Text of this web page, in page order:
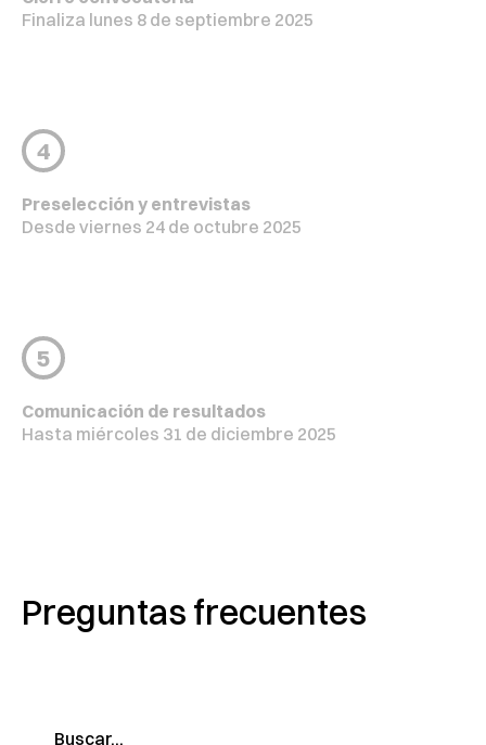
Finaliza lunes 8 de septiembre 2025
4
Preselección y entrevistas
Desde viernes 24 de octubre 2025
5
Comunicación de resultados
Hasta miércoles 31 de diciembre 2025
Preguntas frecuentes